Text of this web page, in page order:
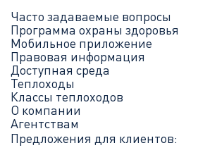
Часто задаваемые вопросы
Программа охраны здоровья
Мобильное приложение
Правовая информация
Доступная среда
Теплоходы
Классы теплоходов
О компании
Агентствам
Предложения для клиентов: